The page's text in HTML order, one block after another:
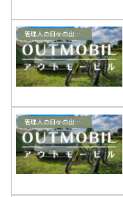
管理人の日々の出来事
管理人の日々の出来事